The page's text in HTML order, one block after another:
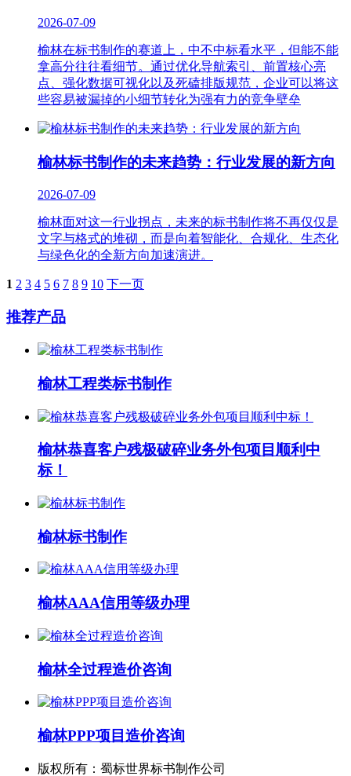
2026-07-09
榆林在标书制作的赛道上，中不中标看水平，但能不能
拿高分往往看细节。通过优化导航索引、前置核心亮
点、强化数据可视化以及死磕排版规范，企业可以将这
些容易被漏掉的小细节转化为强有力的竞争壁垒
榆林标书制作的未来趋势：行业发展的新方向
2026-07-09
榆林面对这一行业拐点，未来的标书制作将不再仅仅是
文字与格式的堆砌，而是向着智能化、合规化、生态化
与绿色化的全新方向加速演进。
1 2 3 4 5 6 7 8 9 10 下一页
推荐产品
榆林工程类标书制作
榆林恭喜客户残极破碎业务外包项目顺利中
标！
榆林标书制作
榆林AAA信用等级办理
榆林全过程造价咨询
榆林PPP项目造价咨询
版权所有：蜀标世界标书制作公司